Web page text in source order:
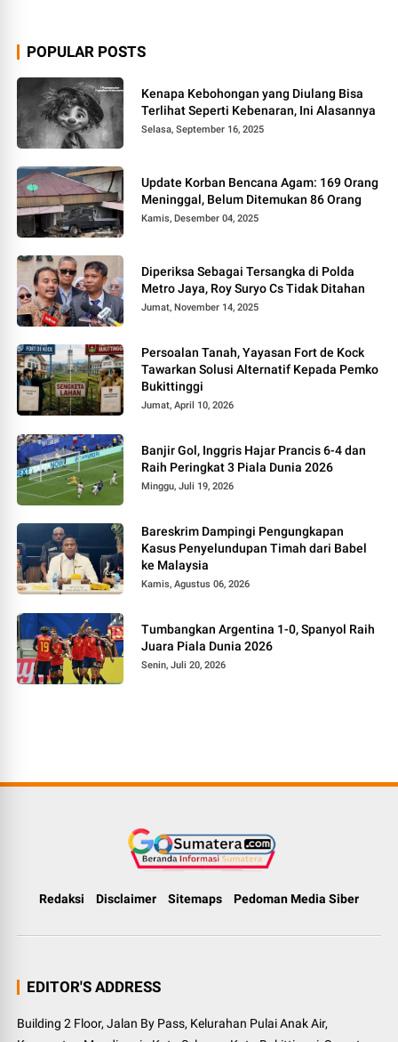
POPULAR POSTS
Kenapa Kebohongan yang Diulang Bisa
Terlihat Seperti Kebenaran, Ini Alasannya
Selasa, September 16, 2025
Update Korban Bencana Agam: 169 Orang
Meninggal, Belum Ditemukan 86 Orang
Kamis, Desember 04, 2025
Diperiksa Sebagai Tersangka di Polda
Metro Jaya, Roy Suryo Cs Tidak Ditahan
Jumat, November 14, 2025
Persoalan Tanah, Yayasan Fort de Kock
Tawarkan Solusi Alternatif Kepada Pemko
Bukittinggi
Jumat, April 10, 2026
Banjir Gol, Inggris Hajar Prancis 6-4 dan
Raih Peringkat 3 Piala Dunia 2026
Minggu, Juli 19, 2026
Bareskrim Dampingi Pengungkapan
Kasus Penyelundupan Timah dari Babel
ke Malaysia
Kamis, Agustus 06, 2026
Tumbangkan Argentina 1-0, Spanyol Raih
Juara Piala Dunia 2026
Senin, Juli 20, 2026
Redaksi Disclaimer Sitemaps Pedoman Media Siber
EDITOR'S ADDRESS
Building 2 Floor, Jalan By Pass, Kelurahan Pulai Anak Air,